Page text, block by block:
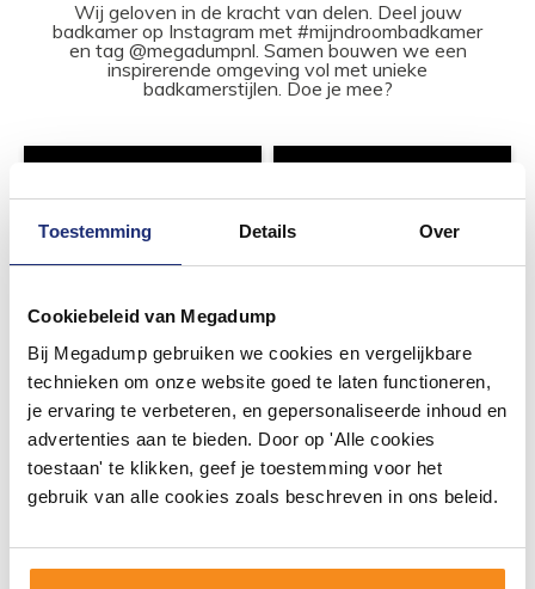
Toestemming Details Over
Cookiebeleid van Megadump
Bij Megadump gebruiken we cookies en vergelijkbare
technieken om onze website goed te laten functioneren,
je ervaring te verbeteren, en gepersonaliseerde inhoud en
advertenties aan te bieden. Door op 'Alle cookies
toestaan' te klikken, geef je toestemming voor het
gebruik van alle cookies zoals beschreven in ons beleid.
Wij geloven in de kracht van delen. Deel jouw
badkamer op Instagram met #mijndroombadkamer
en tag @megadumpnl. Samen bouwen we een
inspirerende omgeving vol met unieke
badkamerstijlen. Doe je mee?